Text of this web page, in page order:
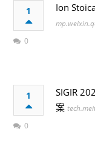
1 Ion
0
1
SIGIR
案
0